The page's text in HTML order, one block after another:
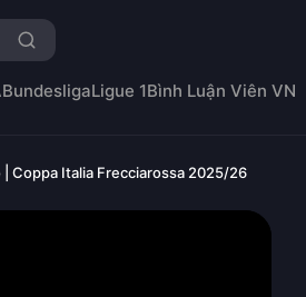
BundesligaLigue 1Bình Luận Viên VN
| Coppa Italia Frecciarossa 2025/26